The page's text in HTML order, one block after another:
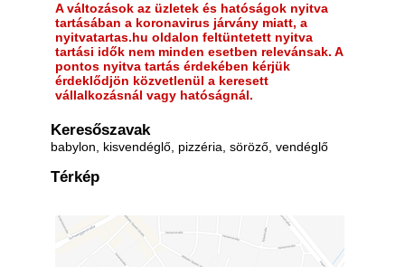
A változások az üzletek és hatóságok nyitva
tartásában a koronavirus járvány miatt, a
nyitvatartas.hu oldalon feltüntetett nyitva
tartási idők nem minden esetben relevánsak. A
pontos nyitva tartás érdekében kérjük
érdeklődjön közvetlenül a keresett
vállalkozásnál vagy hatóságnál.
Keresőszavak
babylon, kisvendéglő, pizzéria, söröző, vendéglő
Térkép